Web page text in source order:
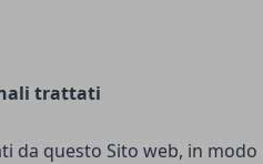
trattati
da questo Sito web, in modo